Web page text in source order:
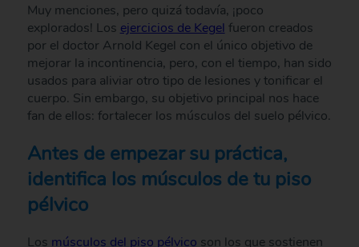
Muy menciones, pero quizá todavía, ¡poco
explorados! Los ejercicios de Kegel fueron creados
por el doctor Arnold Kegel con el único objetivo de
mejorar la incontinencia, pero, con el tiempo, han sido
usados para aliviar otro tipo de lesiones y tonificar el
cuerpo. Sin embargo, su objetivo principal nos hace
fan de ellos: fortalecer los músculos del suelo pélvico.
Antes de empezar su práctica,
identifica los músculos de tu piso
pélvico
Los músculos del piso pélvico son los que sostienen